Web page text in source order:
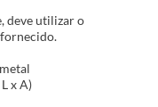
deve utilizar o
x A)